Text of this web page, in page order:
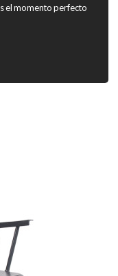
el momento perfecto